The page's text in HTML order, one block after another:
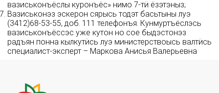
вазиськонъёслы куронъёс» нимо 7-тӥ ёзэтэныз;
Вазиськонэз эскерон сярысь тодэт басьтыны луэ
(3412)68-53-55, доб. 111 телефонъя. Кунмуртъёслэсь
вазиськонъёссэс уже кутон но сое быдэстонэз
радъян понна кылкутӥсь луэ министерствоысь валтӥсь
специалист-эксперт – Маркова Анисья Валерьевна